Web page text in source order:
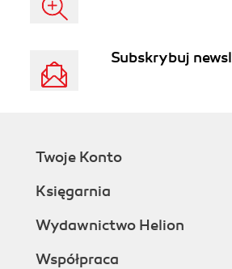
Subskrybuj
Twoje Konto
Księgarnia
Wydawnictwo Helion
Współpraca